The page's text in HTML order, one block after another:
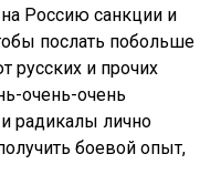
Россию санкции и
послать побольше
русских и прочих
очень-очень
радикалы лично
боевой опыт,